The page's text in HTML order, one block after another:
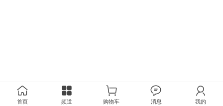
首页 频道 购物车 消息 我的